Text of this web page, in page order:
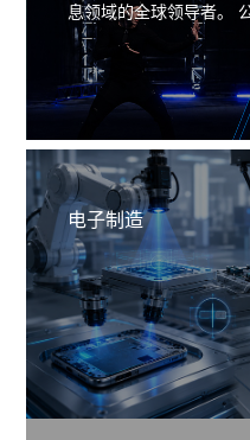
息领域的全球领导者。
一等奖和两项国家科学
视觉事业部基于多年视
制作/直播、VR大空间、
播等产品和解决方案，
研、工业等行业提供立
电子制造